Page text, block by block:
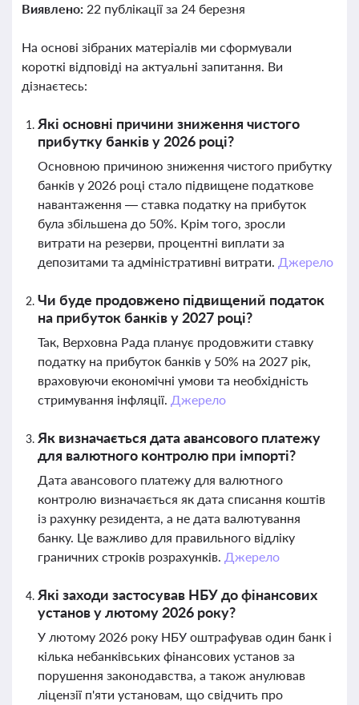
Виявлено: 22 публікації за 24 березня
На основі зібраних матеріалів ми сформували
короткі відповіді на актуальні запитання. Ви
дізнаєтесь:
Які основні причини зниження чистого
прибутку банків у 2026 році?
Основною причиною зниження чистого прибутку
банків у 2026 році стало підвищене податкове
навантаження — ставка податку на прибуток
була збільшена до 50%. Крім того, зросли
витрати на резерви, процентні виплати за
депозитами та адміністративні витрати. Джерело
Чи буде продовжено підвищений податок
на прибуток банків у 2027 році?
Так, Верховна Рада планує продовжити ставку
податку на прибуток банків у 50% на 2027 рік,
враховуючи економічні умови та необхідність
стримування інфляції. Джерело
Як визначається дата авансового платежу
для валютного контролю при імпорті?
Дата авансового платежу для валютного
контролю визначається як дата списання коштів
із рахунку резидента, а не дата валютування
банку. Це важливо для правильного відліку
граничних строків розрахунків. Джерело
Які заходи застосував НБУ до фінансових
установ у лютому 2026 року?
У лютому 2026 року НБУ оштрафував один банк і
кілька небанківських фінансових установ за
порушення законодавства, а також анулював
ліцензії п'яти установам, що свідчить про